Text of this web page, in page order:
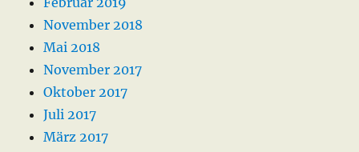
November 2018
Mai 2018
November 2017
Oktober 2017
Juli 2017
März 2017